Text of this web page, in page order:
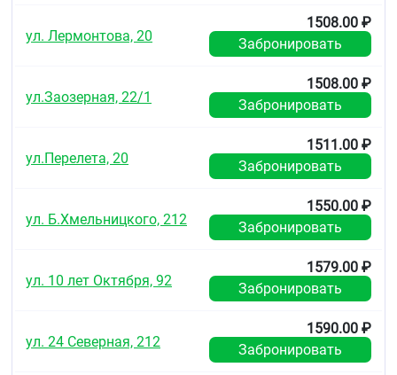
Применяйте тест-полоски при влажности от 10 до
90 %. Не храните тест-полоски в жаркой и влажной
среде (например, в ванной комнате или на кухне).
Храните неиспользованные тест-полоски в плотно
закрытом оригинальном тубусе с тест-полосками.
Плотно закрывайте тубус с тест-полосками сразу
же после извлечения из него тест-полоски, чтобы
Используйте тест-полоску сразу же после
извлечения ее из тубуса с тест-полосками.
ул. Лермонтова, 20
1508.00 ₽
Забронировать
ул.Заозерная, 22/1
1508.00 ₽
Забронировать
ул.Перелета, 20
1511.00 ₽
Забронировать
ул. Б.Хмельницкого, 212
1550.00 ₽
Забронировать
ул. 10 лет Октября, 92
1579.00 ₽
Забронировать
ул. 24 Северная, 212
1590.00 ₽
Забронировать